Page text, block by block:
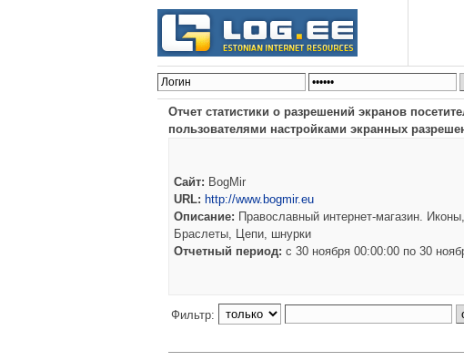
Отчет статистики о разрешений экранов
пользователями настройками экранных
Сайт: BogMir
URL: http://www.bogmir.eu
Описание: Православный интернет-магазин.
Браслеты, Цепи, шнурки
Отчетный период: c 30 ноября 00:00:00 по 30
Фильтр: